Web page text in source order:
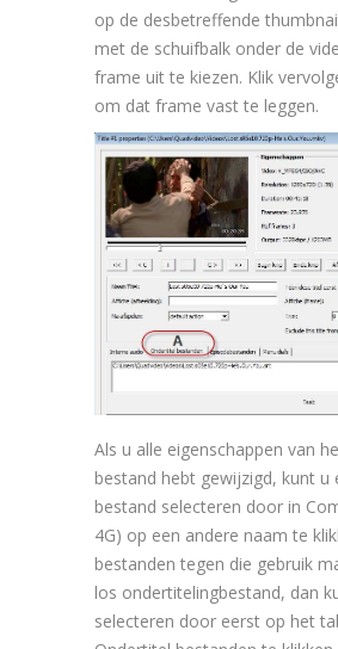
op de desbetreffende
met de schuifbalk onder de
frame uit te kiezen. Klik
om dat frame vast te leggen.
Als u alle eigenschappen van
bestand hebt gewijzigd, kunt u
bestand selecteren door in
4G) op een andere naam te
bestanden tegen die gebruik
los ondertitelingbestand, dan
selecteren door eerst op het